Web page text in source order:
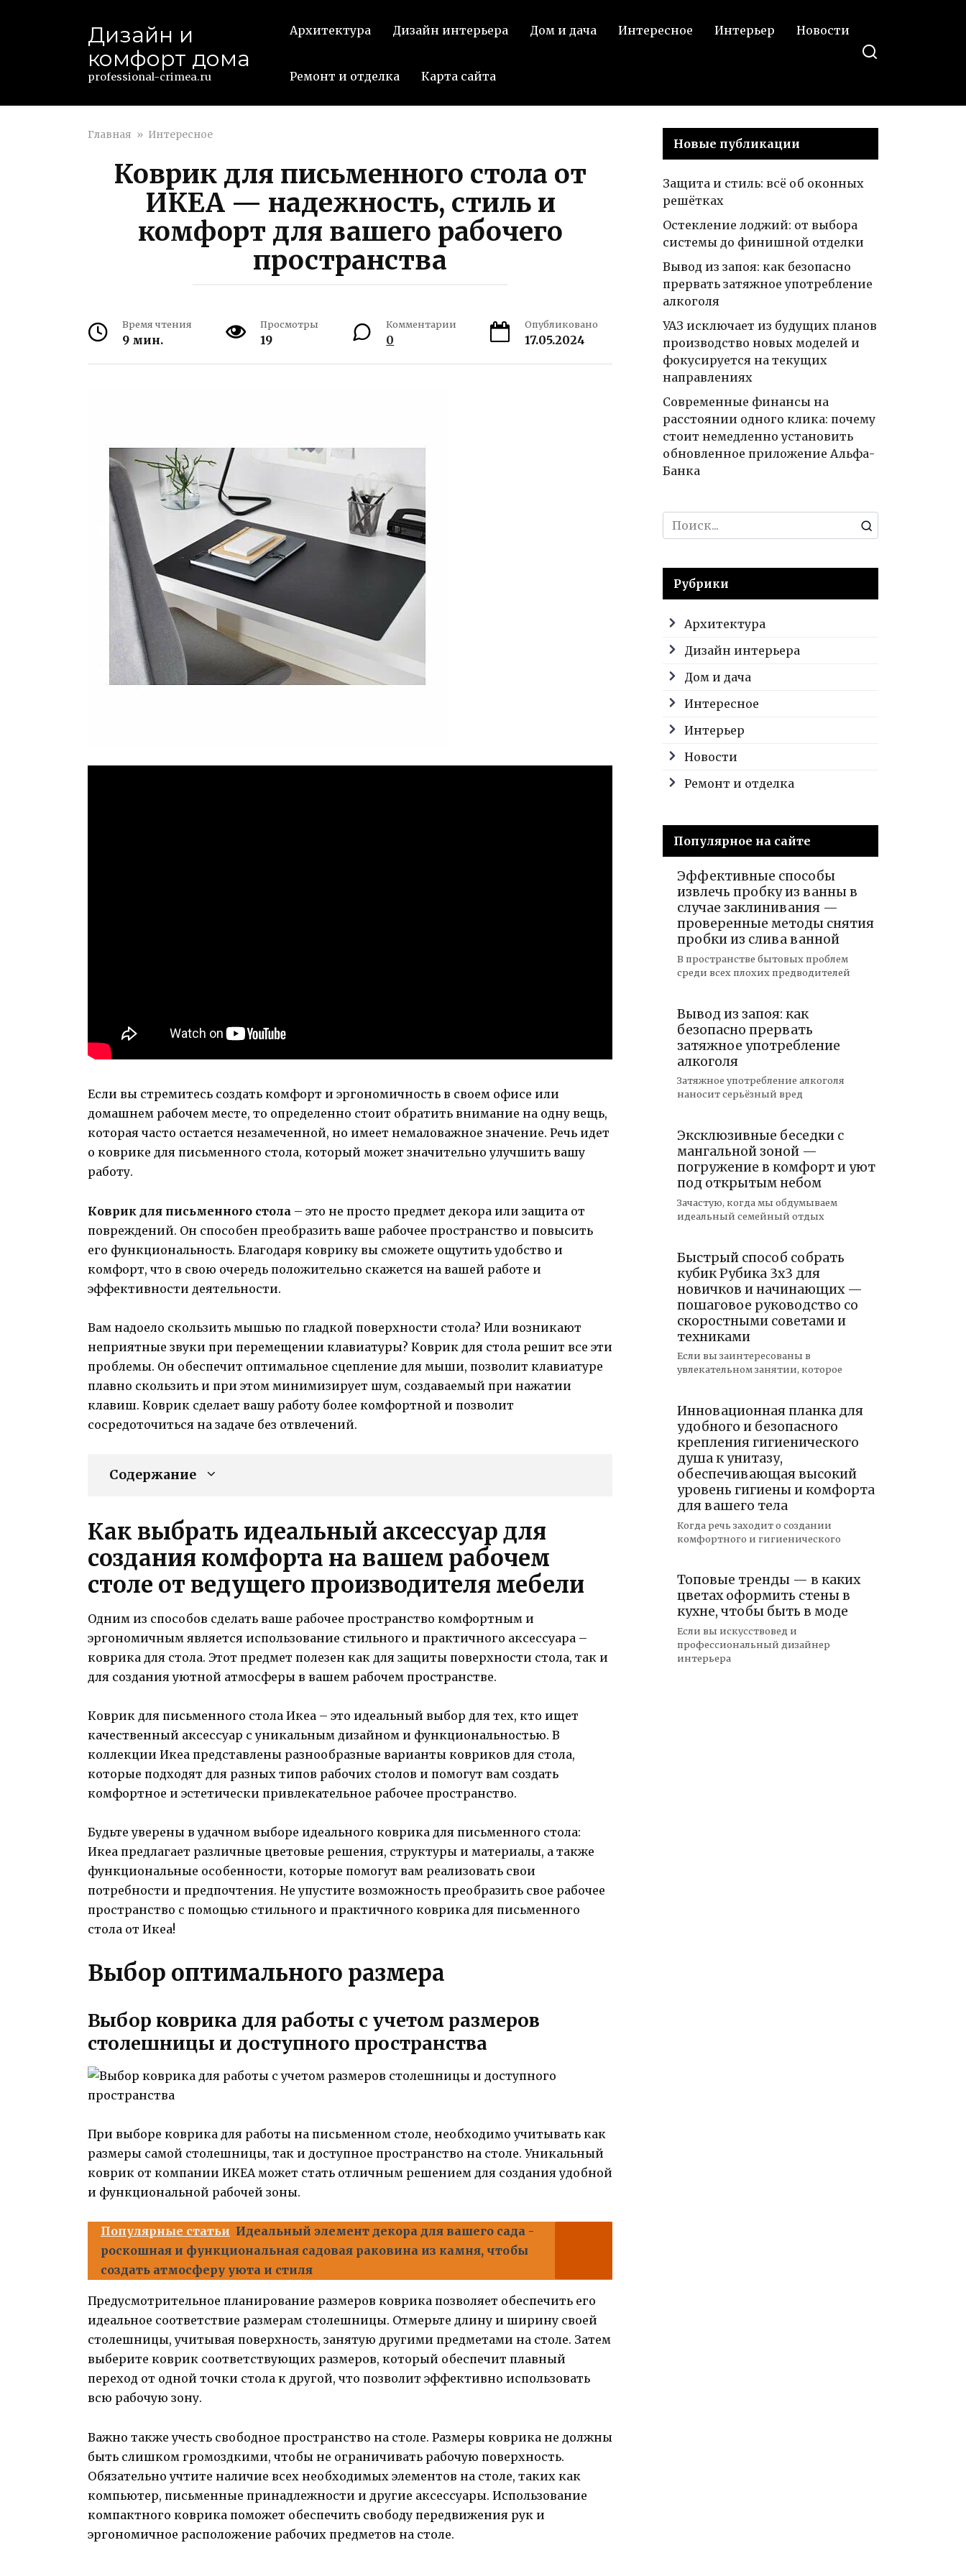
Дизайн и
комфорт дома
professional-crimea.ru
Архитектура Дизайн интерьера Дом и дача Интересное Интерьер Новости
Ремонт и отделка Карта сайта
Главная » Интересное
Коврик для письменного стола от
ИКЕА — надежность, стиль и
комфорт для вашего рабочего
пространства
Время чтения
9 мин.
Просмотры
19
Комментарии
0
Опубликовано
17.05.2024
Если вы стремитесь создать комфорт и эргономичность в своем офисе или
домашнем рабочем месте, то определенно стоит обратить внимание на одну вещь,
которая часто остается незамеченной, но имеет немаловажное значение. Речь идет
о коврике для письменного стола, который может значительно улучшить вашу
работу.
Коврик для письменного стола – это не просто предмет декора или защита от
повреждений. Он способен преобразить ваше рабочее пространство и повысить
его функциональность. Благодаря коврику вы сможете ощутить удобство и
комфорт, что в свою очередь положительно скажется на вашей работе и
эффективности деятельности.
Вам надоело скользить мышью по гладкой поверхности стола? Или возникают
неприятные звуки при перемещении клавиатуры? Коврик для стола решит все эти
проблемы. Он обеспечит оптимальное сцепление для мыши, позволит клавиатуре
плавно скользить и при этом минимизирует шум, создаваемый при нажатии
клавиш. Коврик сделает вашу работу более комфортной и позволит
сосредоточиться на задаче без отвлечений.
Содержание
Как выбрать идеальный аксессуар для
создания комфорта на вашем рабочем
столе от ведущего производителя мебели
Одним из способов сделать ваше рабочее пространство комфортным и
эргономичным является использование стильного и практичного аксессуара –
коврика для стола. Этот предмет полезен как для защиты поверхности стола, так и
для создания уютной атмосферы в вашем рабочем пространстве.
Коврик для письменного стола Икеа – это идеальный выбор для тех, кто ищет
качественный аксессуар с уникальным дизайном и функциональностью. В
коллекции Икеа представлены разнообразные варианты ковриков для стола,
которые подходят для разных типов рабочих столов и помогут вам создать
комфортное и эстетически привлекательное рабочее пространство.
Будьте уверены в удачном выборе идеального коврика для письменного стола:
Икеа предлагает различные цветовые решения, структуры и материалы, а также
функциональные особенности, которые помогут вам реализовать свои
потребности и предпочтения. Не упустите возможность преобразить свое рабочее
пространство с помощью стильного и практичного коврика для письменного
стола от Икеа!
Выбор оптимального размера
Выбор коврика для работы с учетом размеров
столешницы и доступного пространства
При выборе коврика для работы на письменном столе, необходимо учитывать как
размеры самой столешницы, так и доступное пространство на столе. Уникальный
коврик от компании ИКЕА может стать отличным решением для создания удобной
и функциональной рабочей зоны.
Популярные статьи Идеальный элемент декора для вашего сада -
роскошная и функциональная садовая раковина из камня, чтобы
создать атмосферу уюта и стиля
Предусмотрительное планирование размеров коврика позволяет обеспечить его
идеальное соответствие размерам столешницы. Отмерьте длину и ширину своей
столешницы, учитывая поверхность, занятую другими предметами на столе. Затем
выберите коврик соответствующих размеров, который обеспечит плавный
переход от одной точки стола к другой, что позволит эффективно использовать
всю рабочую зону.
Важно также учесть свободное пространство на столе. Размеры коврика не должны
быть слишком громоздкими, чтобы не ограничивать рабочую поверхность.
Обязательно учтите наличие всех необходимых элементов на столе, таких как
компьютер, письменные принадлежности и другие аксессуары. Использование
компактного коврика поможет обеспечить свободу передвижения рук и
эргономичное расположение рабочих предметов на столе.
Новые публикации
Защита и стиль: всё об оконных
решётках
Остекление лоджий: от выбора
системы до финишной отделки
Вывод из запоя: как безопасно
прервать затяжное употребление
алкоголя
УАЗ исключает из будущих планов
производство новых моделей и
фокусируется на текущих
направлениях
Современные финансы на
расстоянии одного клика: почему
стоит немедленно установить
обновленное приложение Альфа-
Банка
Search
for:
Рубрики
Архитектура
Дизайн интерьера
Дом и дача
Интересное
Интерьер
Новости
Ремонт и отделка
Популярное на сайте
Эффективные способы
извлечь пробку из ванны в
случае заклинивания —
проверенные методы снятия
пробки из слива ванной
В пространстве бытовых проблем
среди всех плохих предводителей
Вывод из запоя: как
безопасно прервать
затяжное употребление
алкоголя
Затяжное употребление алкоголя
наносит серьёзный вред
Эксклюзивные беседки с
мангальной зоной —
погружение в комфорт и уют
под открытым небом
Зачастую, когда мы обдумываем
идеальный семейный отдых
Быстрый способ собрать
кубик Рубика 3х3 для
новичков и начинающих —
пошаговое руководство со
скоростными советами и
техниками
Если вы заинтересованы в
увлекательном занятии, которое
Инновационная планка для
удобного и безопасного
крепления гигиенического
душа к унитазу,
обеспечивающая высокий
уровень гигиены и комфорта
для вашего тела
Когда речь заходит о создании
комфортного и гигиенического
Топовые тренды — в каких
цветах оформить стены в
кухне, чтобы быть в моде
Если вы искусствовед и
профессиональный дизайнер
интерьера